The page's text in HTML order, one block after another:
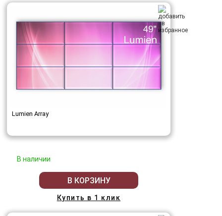
Lumien Array
В наличии
В КОРЗИНУ
Купить в 1 клик